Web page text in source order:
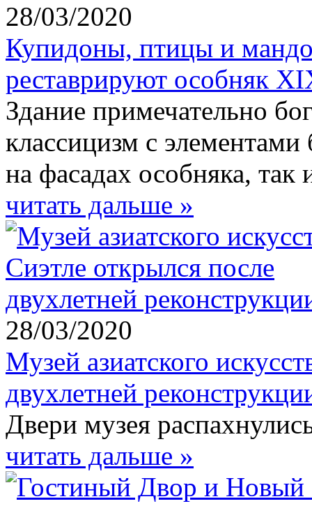
28/03/2020
Купидоны, птицы и
реставрируют особняк
Здание примечательно
классицизм с элементами
на фасадах особняка, так
читать дальше »
28/03/2020
Музей азиатского
двухлетней
Двери музея
читать дальше »